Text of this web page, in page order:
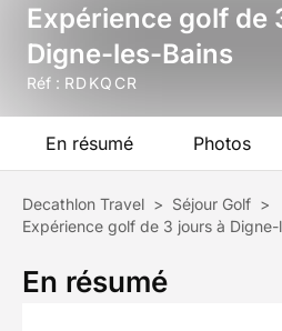
Expérience golf de
Digne-les-Bains
Réf : RDKQCR
En résumé Photos
Decathlon Travel > Séjour Golf >
Expérience golf de 3 jours à Digne-
En résumé